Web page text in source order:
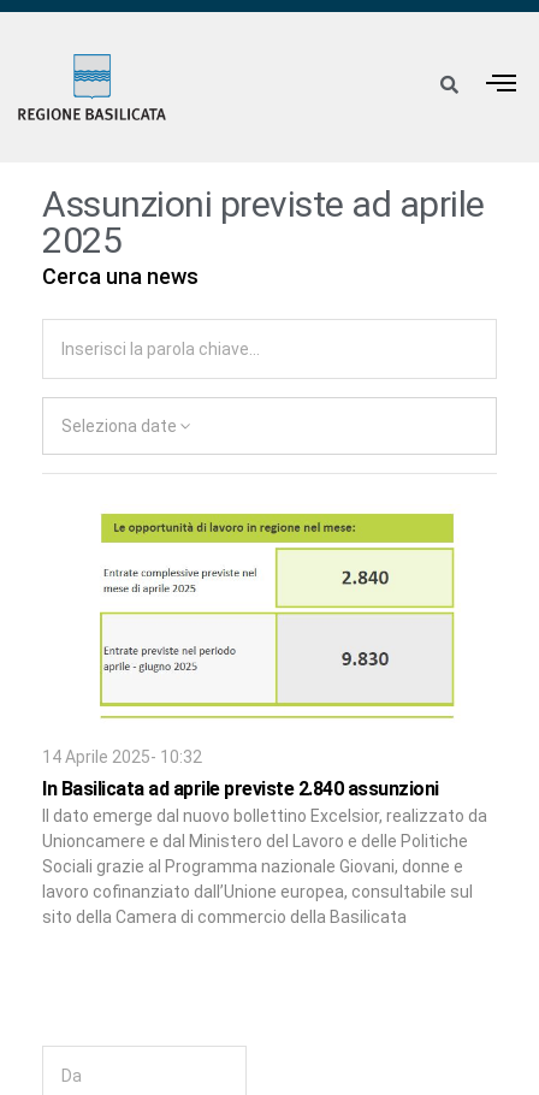
Assunzioni previste ad aprile
2025
Cerca una news
Seleziona date
14 Aprile 2025- 10:32
In Basilicata ad aprile previste 2.840 assunzioni
Il dato emerge dal nuovo bollettino Excelsior, realizzato da
Unioncamere e dal Ministero del Lavoro e delle Politiche
Sociali grazie al Programma nazionale Giovani, donne e
lavoro cofinanziato dall’Unione europea, consultabile sul
sito della Camera di commercio della Basilicata